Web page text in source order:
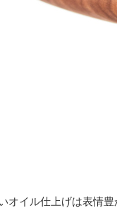
オイル仕上げは表情